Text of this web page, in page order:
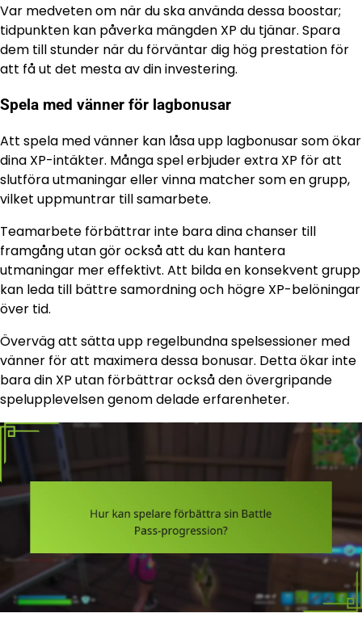
Var medveten om när du ska använda dessa boostar;
tidpunkten kan påverka mängden XP du tjänar. Spara
dem till stunder när du förväntar dig hög prestation för
att få ut det mesta av din investering.
Spela med vänner för lagbonusar
Att spela med vänner kan låsa upp lagbonusar som ökar
dina XP-intäkter. Många spel erbjuder extra XP för att
slutföra utmaningar eller vinna matcher som en grupp,
vilket uppmuntrar till samarbete.
Teamarbete förbättrar inte bara dina chanser till
framgång utan gör också att du kan hantera
utmaningar mer effektivt. Att bilda en konsekvent grupp
kan leda till bättre samordning och högre XP-belöningar
över tid.
Överväg att sätta upp regelbundna spelsessioner med
vänner för att maximera dessa bonusar. Detta ökar inte
bara din XP utan förbättrar också den övergripande
spelupplevelsen genom delade erfarenheter.